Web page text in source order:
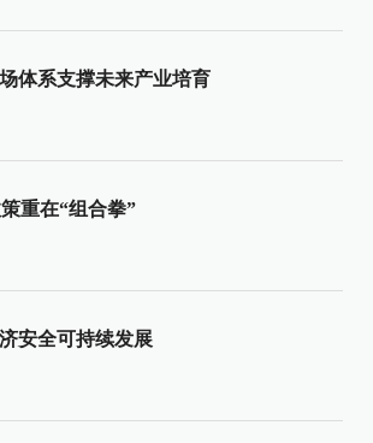
体系支撑未来产业培育
重在“组合拳”
安全可持续发展